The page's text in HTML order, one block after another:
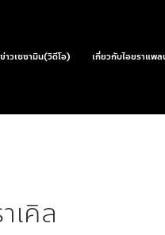
ข่าวเซซามิน(วิดีโอ) เกี่ยวกับไอยราแพล
เคิล